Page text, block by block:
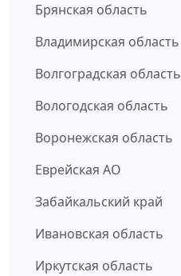
Брянская область
Владимирская область
Волгоградская область
Вологодская область
Воронежская область
Еврейская АО
Забайкальский край
Ивановская область
Иркутская область